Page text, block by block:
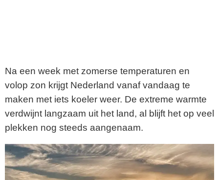
Na een week met zomerse temperaturen en
volop zon krijgt Nederland vanaf vandaag te
maken met iets koeler weer. De extreme warmte
verdwijnt langzaam uit het land, al blijft het op veel
plekken nog steeds aangenaam.